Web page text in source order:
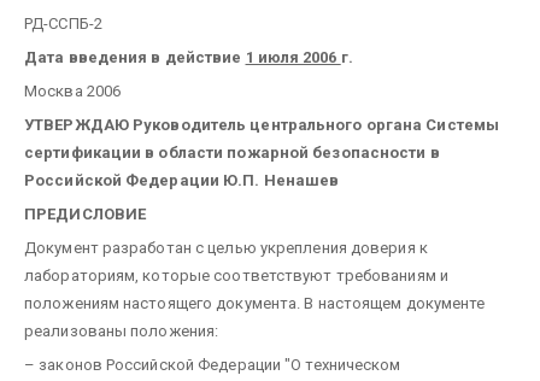
РД-ССПБ-2
Дата введения в действие 1 июля 2006 г.
Москва 2006
УТВЕРЖДАЮРуководитель центрального органа Системы
сертификации в области пожарной безопасности в
Российской Федерации Ю.П. Ненашев
ПРЕДИСЛОВИЕ
Документ разработан с целью укрепления доверия к
лабораториям, которые соответствуют требованиям и
положениям настоящего документа. В настоящем документе
реализованы положения:
– законов Российской Федерации "О техническом